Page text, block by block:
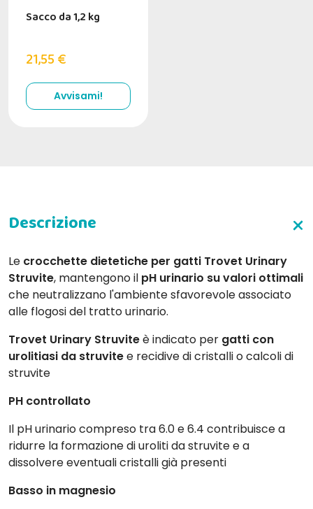
Sacco da 1,2 kg
21,55 €
Avvisami!
Le crocchette dietetiche per gatti Trovet Urinary
Struvite, mantengono il pH urinario su valori ottimali
che neutralizzano l'ambiente sfavorevole associato
alle flogosi del tratto urinario.
Trovet Urinary Struviteè indicato per gatti con
urolitiasi da struvitee recidive di cristalli o calcoli di
struvite
PH controllato
Il pH urinario compreso tra 6.0 e 6.4 contribuisce a
ridurre la formazione di uroliti da struvite e a
dissolvere eventuali cristalli già presenti
Basso in magnesio